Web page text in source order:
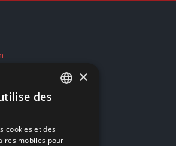
×
des
cookies et des
mobiles pour